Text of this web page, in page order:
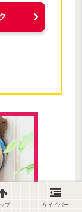
プ サイドバー